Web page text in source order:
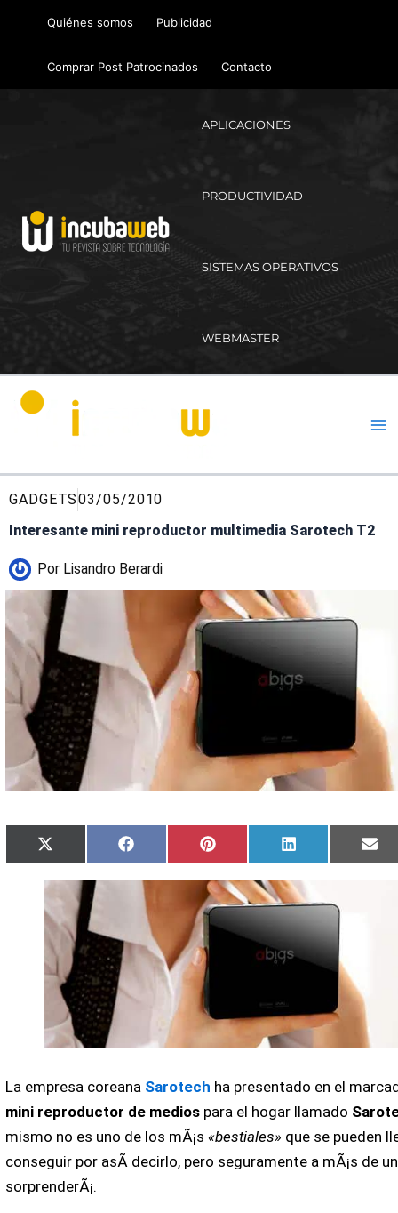
Quiénes somos Publicidad
Comprar Post Patrocinados Contacto
APLICACIONES
PRODUCTIVIDAD
SISTEMAS OPERATIVOS
WEBMASTER
GADGETS03/05/2010
Interesante mini reproductor multimedia Sarotech T2
Por Lisandro Berardi
Compartir
en
X
(Twitter)
Compartir
en
Facebook
Compartir
en
Pinterest
Compartir
en
LinkedIn
en
La empresa coreana Sarotech ha presentado en el
mini reproductor de mediospara el hogar llamado
mismo no es uno de los mÃ¡s «bestiales» que se pueden
conseguir por asÃ­ decirlo, pero seguramente a mÃ¡s de
sorprenderÃ¡.